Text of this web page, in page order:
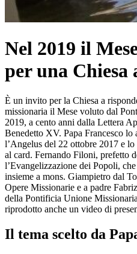
Nel 2019 il
per una Chiesa
È un invito per la Chiesa a
missionaria il Mese voluto dal
2019, a cento anni dalla Lettera
Benedetto XV. Papa Francesco lo
l’Angelus del 22 ottobre 2017 e
al card. Fernando Filoni, prefetto
l’Evangelizzazione dei Popoli,
insieme a mons. Giampietro dal
Opere Missionarie e a padre
della Pontificia Unione
riprodotto anche un video di
Il tema scelto da